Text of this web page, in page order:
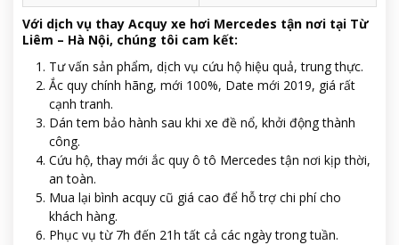
Với dịch vụ thay Acquy xe hơi Mercedes tận nơi tại Từ
Liêm – Hà Nội, chúng tôi cam kết:
Tư vấn sản phẩm, dịch vụ cứu hộ hiệu quả, trung thực.
Ắc quy chính hãng, mới 100%, Date mới 2019, giá rất
cạnh tranh.
Dán tem bảo hành sau khi xe đề nổ, khởi động thành
công.
Cứu hộ, thay mới ắc quy ô tô Mercedes tận nơi kịp thời,
an toàn.
Mua lại bình acquy cũ giá cao để hỗ trợ chi phí cho
khách hàng.
Phục vụ từ 7h đến 21h tất cả các ngày trong tuần.